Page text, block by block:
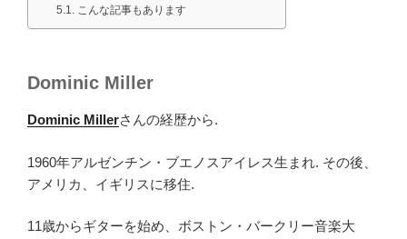
こんな記事もあります
Dominic Miller
Dominic Millerさんの経歴から.
1960年アルゼンチン・ブエノスアイレス生まれ. その後、
アメリカ、イギリスに移住.
11歳からギターを始め、ボストン・バークリー音楽大